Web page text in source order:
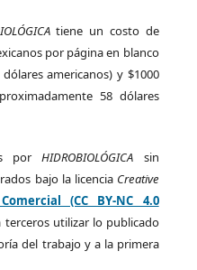
tiene un costo de
por página en blanco
americanos) y $1000
58 dólares
porHIDROBIOLÓGICA sin
bajo la licencia Creative
(CC BY-NC 4.0
terceros utilizar lo publicado
del trabajo y a la primera